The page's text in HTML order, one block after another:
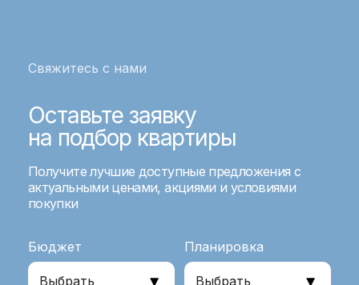
Свяжитесь с нами
Оставьте заявку
на подбор квартиры
Получите лучшие доступные предложения с
актуальными ценами, акциями и условиями
покупки
Бюджет Планировка